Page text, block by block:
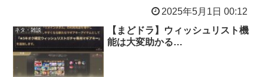
2025年5月1日 00:12
ネタ・雑談
【まどドラ】ウィッシュリスト機
能は大変助かる…